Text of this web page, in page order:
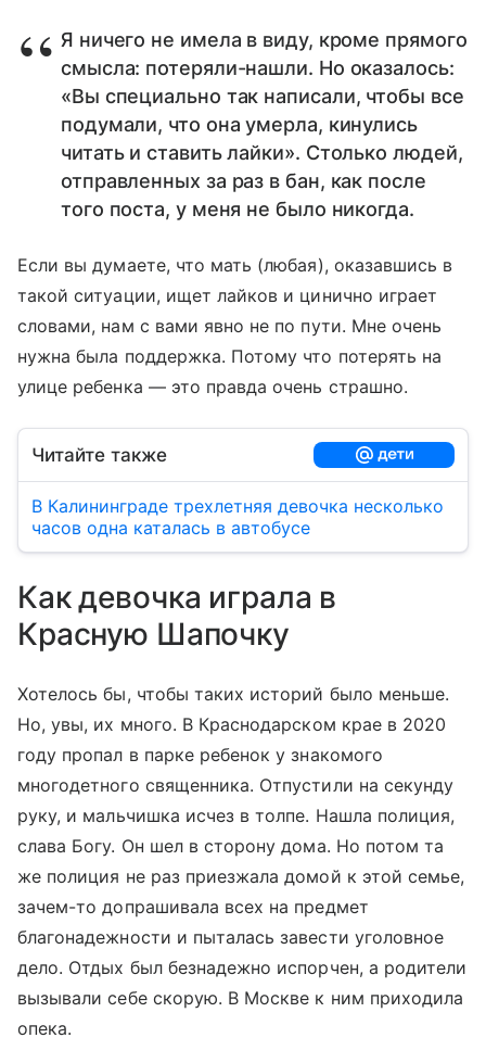
Я ничего не имела в виду, кроме прямого
смысла: потеряли-нашли. Но оказалось:
«Вы специально так написали, чтобы все
подумали, что она умерла, кинулись
читать и ставить лайки». Столько людей,
отправленных за раз в бан, как после
того поста, у меня не было никогда.
Если вы думаете, что мать (любая), оказавшись в
такой ситуации, ищет лайков и цинично играет
словами, нам с вами явно не по пути. Мне очень
нужна была поддержка. Потому что потерять на
улице ребенка — это правда очень страшно.
Читайте также
В Калининграде трехлетняя девочка несколько
часов одна каталась в автобусе
Как девочка играла в
Красную Шапочку
Хотелось бы, чтобы таких историй было меньше.
Но, увы, их много. В Краснодарском крае в 2020
году пропал в парке ребенок у знакомого
многодетного священника. Отпустили на секунду
руку, и мальчишка исчез в толпе. Нашла полиция,
слава Богу. Он шел в сторону дома. Но потом та
же полиция не раз приезжала домой к этой семье,
зачем-то допрашивала всех на предмет
благонадежности и пыталась завести уголовное
дело. Отдых был безнадежно испорчен, а родители
вызывали себе скорую. В Москве к ним приходила
опека.